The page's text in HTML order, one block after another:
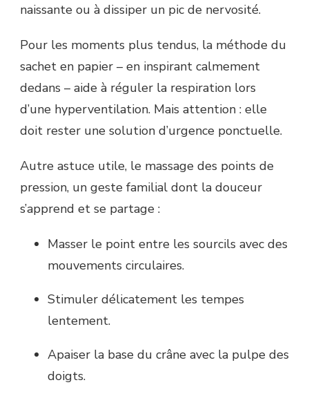
naissante ou à dissiper un pic de nervosité.
Pour les moments plus tendus, la méthode du
sachet en papier – en inspirant calmement
dedans – aide à réguler la respiration lors
d’une hyperventilation. Mais attention : elle
doit rester une solution d’urgence ponctuelle.
Autre astuce utile, le massage des points de
pression, un geste familial dont la douceur
s’apprend et se partage :
Masser le point entre les sourcils avec des
mouvements circulaires.
Stimuler délicatement les tempes
lentement.
Apaiser la base du crâne avec la pulpe des
doigts.